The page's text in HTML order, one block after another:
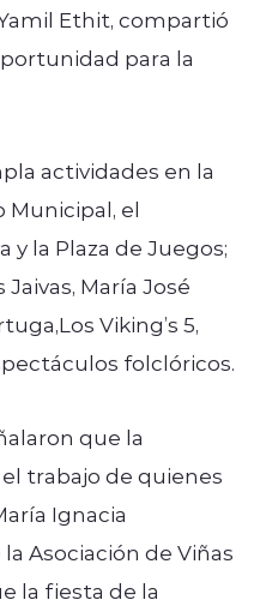
Ethit, compartió
para la
actividades en la
Municipal, el
y la Plaza de Juegos;
María José
Viking’s 5,
folclóricos.
que la
trabajo de quienes
Ignacia
Asociación de Viñas
la fiesta de la